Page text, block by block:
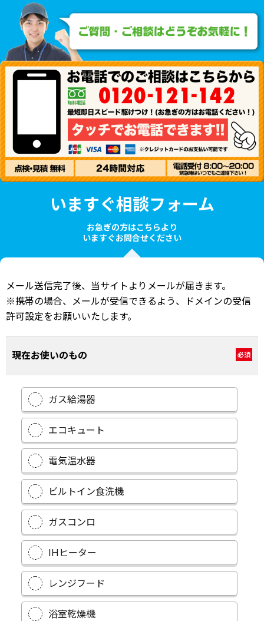
いますぐ相談フォーム
お急ぎの方はこちらより
いますぐお問合せください
メール送信完了後、当サイトよりメールが届きます。
※携帯の場合、メールが受信できるよう、ドメインの受信
許可設定をお願いいたします。
現在お使いのもの 必須
ガス給湯器
エコキュート
電気温水器
ビルトイン食洗機
ガスコンロ
IHヒーター
レンジフード
浴室乾燥機